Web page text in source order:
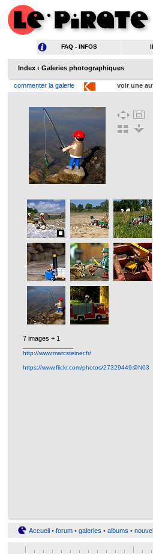
FAQ - INFOS
Index ‹ Galeries photographiques
commenter la galerie voir une
7 images + 1
http://www.marcsteiner.fr/
https://www.flickr.com/photos/27329449@N03
Accueil • forum • galeries • albums •